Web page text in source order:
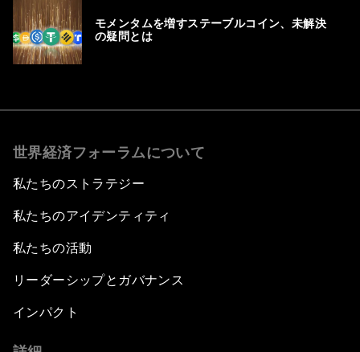
モメンタムを増すステーブルコイン、未解決
の疑問とは
世界経済フォーラムについて
私たちのストラテジー
私たちのアイデンティティ
私たちの活動
リーダーシップとガバナンス
インパクト